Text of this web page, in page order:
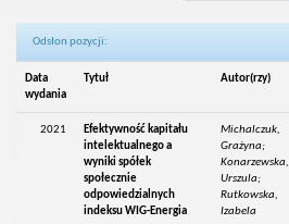
Odsłon pozycji:
Data
wydania
Tytuł Autor(rzy)
2021
Efektywność kapitału
intelektualnego a
wyniki spółek
społecznie
odpowiedzialnych
indeksu WIG-Energia
Michalczuk,
Grażyna;
Konarzewska,
Urszula;
Rutkowska,
Izabela